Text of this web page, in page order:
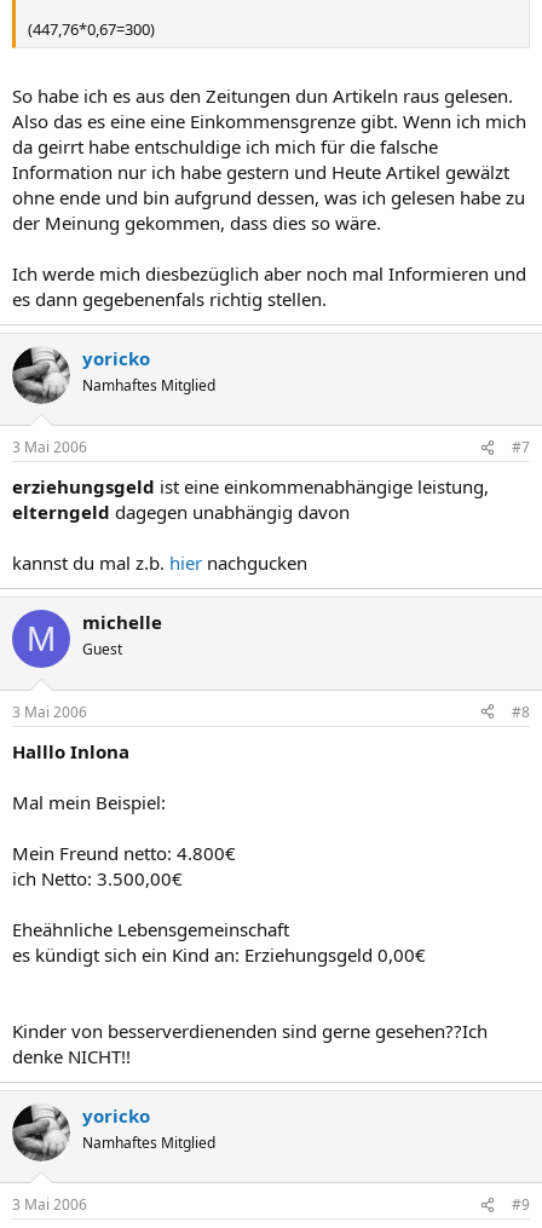
(447,76*0,67=300)
So habe ich es aus den Zeitungen dun Artikeln raus gelesen.
Also das es eine eine Einkommensgrenze gibt. Wenn ich mich
da geirrt habe entschuldige ich mich für die falsche
Information nur ich habe gestern und Heute Artikel gewälzt
ohne ende und bin aufgrund dessen, was ich gelesen habe zu
der Meinung gekommen, dass dies so wäre.
Ich werde mich diesbezüglich aber noch mal Informieren und
es dann gegebenenfals richtig stellen.
yoricko
Namhaftes Mitglied
3 Mai 2006 #7
erziehungsgeld ist eine einkommenabhängige leistung,
elterngeld dagegen unabhängig davon
kannst du mal z.b. hier nachgucken
M michelle
Guest
3 Mai 2006 #8
Halllo Inlona
Mal mein Beispiel:
Mein Freund netto: 4.800€
ich Netto: 3.500,00€
Eheähnliche Lebensgemeinschaft
es kündigt sich ein Kind an: Erziehungsgeld 0,00€
Kinder von besserverdienenden sind gerne gesehen??Ich
denke NICHT!!
yoricko
Namhaftes Mitglied
3 Mai 2006 #9